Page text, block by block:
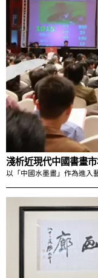
淺析近現代中國書畫
以「中國水墨畫」作為進入